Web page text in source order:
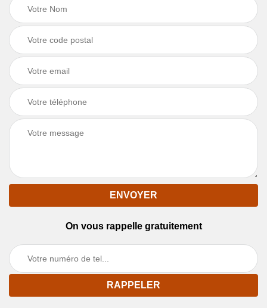
On vous rappelle gratuitement